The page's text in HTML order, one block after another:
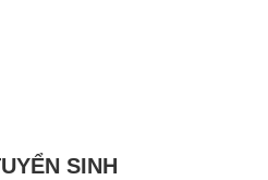
SINH